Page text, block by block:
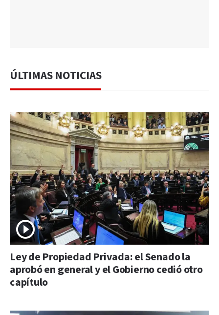
ÚLTIMAS NOTICIAS
Ley de Propiedad Privada: el Senado la
aprobó en general y el Gobierno cedió otro
capítulo